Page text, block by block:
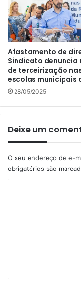
Afastamento de
Sindicato denuncia
de terceirização nas
escolas municipais
28/05/2025
Deixe um
O seu endereço de e-
obrigatórios são